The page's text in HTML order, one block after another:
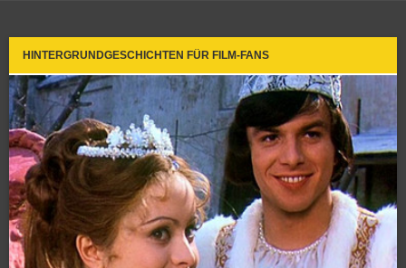
HINTERGRUNDGESCHICHTEN FÜR FILM-FANS